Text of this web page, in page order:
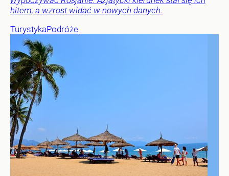
hitem, a wzrost widać w nowych danych.
TurystykaPodróże